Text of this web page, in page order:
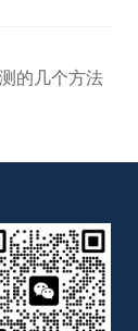
的几个方法